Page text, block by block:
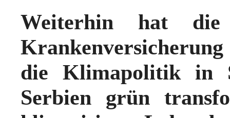
Weiterhin hat
die Klimapolitik in
Serbien grün